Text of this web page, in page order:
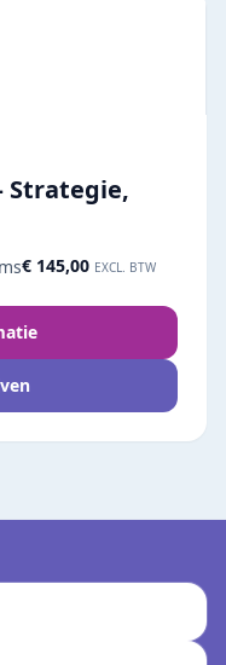
Strategie,
€ 145,00 EXCL. BTW